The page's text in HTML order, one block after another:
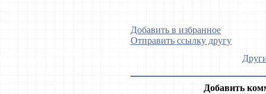
Добавить в избранное
Отправить ссылку другу
Добавить